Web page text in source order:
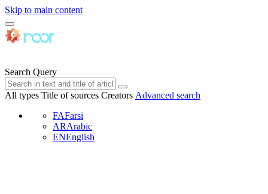
Skip to main content
Search Query
All types Title of sources Creators Advanced search
FAFarsi
ARArabic
ENEnglish